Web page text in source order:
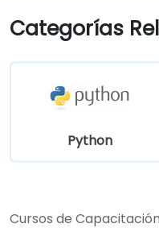
Categorías
Python
Cursos de Capacitación